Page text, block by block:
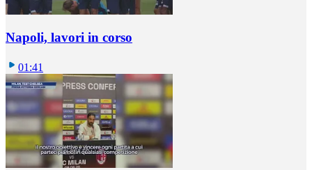
Napoli, lavori in corso
01:41